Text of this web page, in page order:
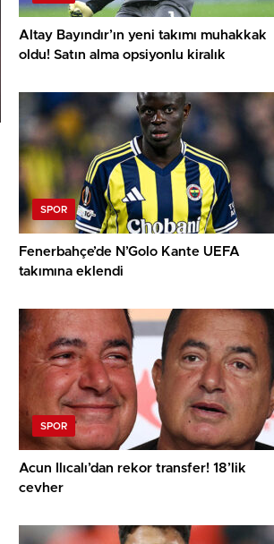
Altay Bayındır’ın yeni takımı muhakkak
oldu! Satın alma opsiyonlu kiralık
SPOR
Fenerbahçe’de N’Golo Kante UEFA
takımına eklendi
SPOR
Acun Ilıcalı’dan rekor transfer! 18’lik
cevher